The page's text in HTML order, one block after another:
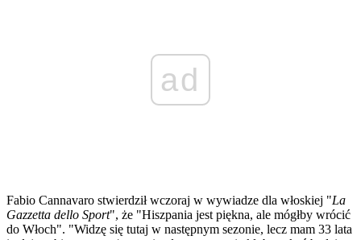
ad
Fabio Cannavaro stwierdził wczoraj w wywiadze dla włoskiej "La
Gazzetta dello Sport", że "Hiszpania jest piękna, ale mógłby wrócić
do Włoch". "Widzę się tutaj w następnym sezonie, lecz mam 33 lata